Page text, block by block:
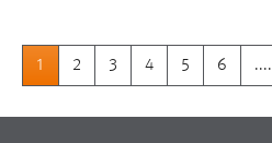
1 2 3 4 5 6 ....